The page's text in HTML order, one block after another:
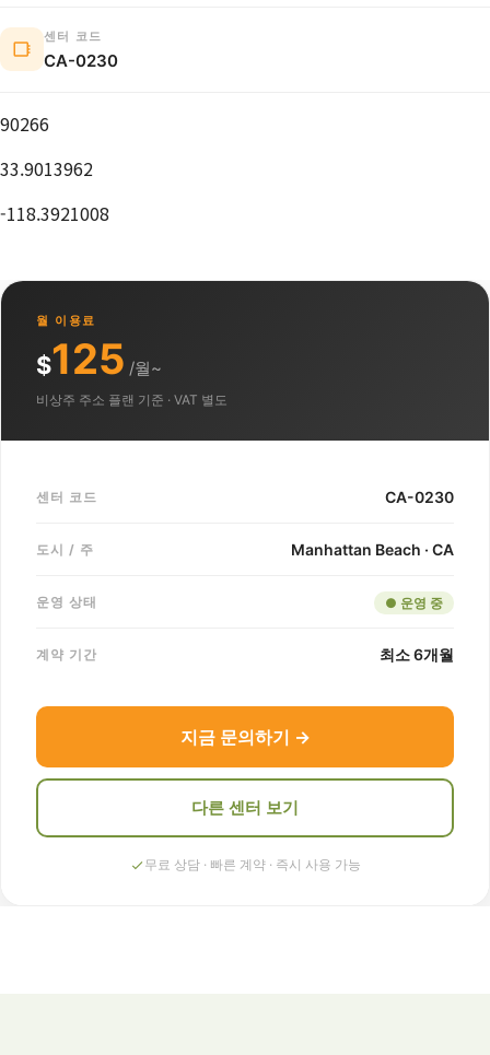
센터 코드
CA-0230
90266
33.9013962
-118.3921008
월 이용료
$125 /월~
비상주 주소 플랜 기준 · VAT 별도
센터 코드 CA-0230
도시 / 주 Manhattan Beach · CA
운영 상태 ● 운영 중
계약 기간 최소 6개월
지금 문의하기 →
다른 센터 보기
무료 상담 · 빠른 계약 · 즉시 사용 가능